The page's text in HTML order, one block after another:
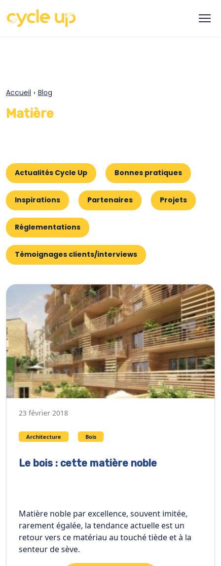
Accueil › Blog
Matière
Actualités Cycle Up Bonnes pratiques
Inspirations Partenaires Projets
Réglementations
Témoignages clients/interviews
23 février 2018
Architecture Bois
Le bois : cette matière noble
Matière noble par excellence, souvent imitée,
rarement égalée, la tendance actuelle est un
retour vers ce matériau au touché tiède et à la
senteur de sève.